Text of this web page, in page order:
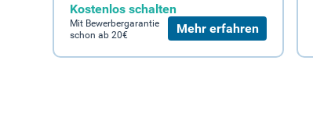
Kostenlos schalten
Mit Bewerbergarantie
schon ab 20€
Mehr erfahren